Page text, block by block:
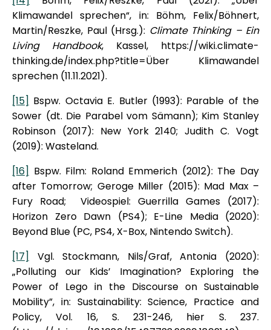
Klimawandel sprechen“, in: Böhm, Felix/Böhnert,
Martin/Reszke, Paul (Hrsg.): Climate Thinking – Ein
Living Handbook, Kassel, https://wiki.climate-
thinking.de/index.php?title=Über Klimawandel
sprechen (11.11.2021).
[15] Bspw. Octavia E. Butler (1993): Parable of the
Sower (dt. Die Parabel vom Sämann); Kim Stanley
Robinson (2017): New York 2140; Judith C. Vogt
(2019): Wasteland.
[16] Bspw. Film: Roland Emmerich (2012): The Day
after Tomorrow; Geroge Miller (2015): Mad Max –
Fury Road; Videospiel: Guerrilla Games (2017):
Horizon Zero Dawn (PS4); E-Line Media (2020):
Beyond Blue (PC, PS4, X-Box, Nintendo Switch).
[17]
Vgl. Stockmann, Nils/Graf, Antonia (2020):
„Polluting our Kids’ Imagination? Exploring the
Power of Lego in the Discourse on Sustainable
Mobility”, in: Sustainability: Science, Practice and
Policy, Vol. 16, S. 231-246, hier S. 237.